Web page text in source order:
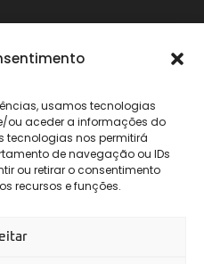
usamos tecnologias
ou aceder a informações do
tecnologias nos permitirá
de navegação ou IDs
ou retirar o consentimento
recursos e funções.
para rede móvel nacional)